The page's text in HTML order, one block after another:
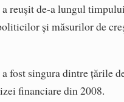
reușit de-a lungul
și măsurilor de
fost singura dintre țările
financiare din 2008.